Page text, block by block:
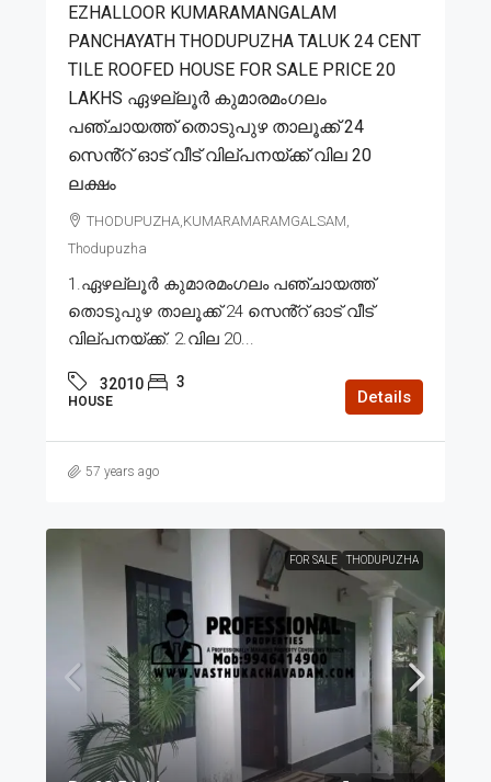
EZHALLOOR KUMARAMANGALAM
PANCHAYATH THODUPUZHA TALUK 24 CENT
TILE ROOFED HOUSE FOR SALE PRICE 20
LAKHS ഏഴല്ലൂർ കുമാരമംഗലം
പഞ്ചായത്ത് തൊടുപുഴ താലൂക്ക് 24
സെൻ്റ് ഓട് വീട് വില്പനയ്ക്ക് വില 20
ലക്ഷം
THODUPUZHA,KUMARAMARAMGALSAM,
Thodupuzha
1.ഏഴല്ലൂർ കുമാരമംഗലം പഞ്ചായത്ത്
തൊടുപുഴ താലൂക്ക് 24 സെൻ്റ് ഓട് വീട്
വില്പനയ്ക്ക്. 2.വില 20...
32010 3
HOUSE Details
57 years ago
FOR SALE THODUPUZHA